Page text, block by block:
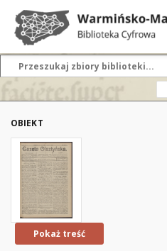
OBIEKT
Pokaż treść